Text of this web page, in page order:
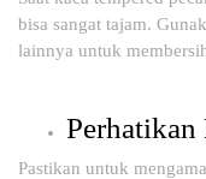
bisa sangat tajam.
lainnya untuk
Perhatikan
Pastikan untuk